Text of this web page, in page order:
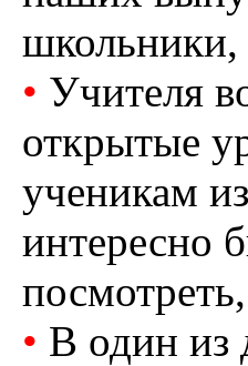
школьники,
• Учителя
открытые
ученикам
интересно
• В один из